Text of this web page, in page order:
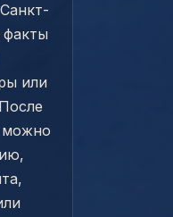
факты
или
можно